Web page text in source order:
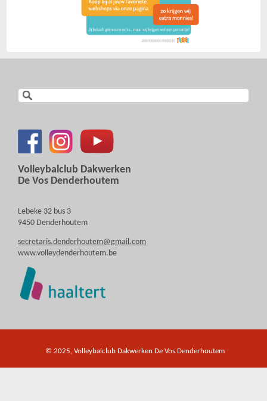
Volleybalclub Dakwerken
De Vos Denderhoutem
Lebeke 32 bus 3
9450 Denderhoutem
secretaris.denderhoutem@gmail.com
www.volleydenderhoutem.be
© 2025, Volleybalclub Dakwerken De Vos Denderhoutem